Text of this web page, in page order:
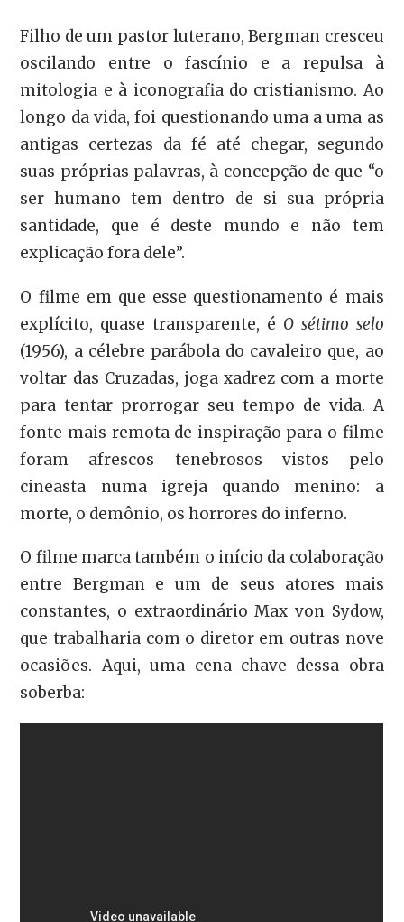
Filho de um pastor luterano, Bergman cresceu
oscilando entre o fascínio e a repulsa à
mitologia e à iconografia do cristianismo. Ao
longo da vida, foi questionando uma a uma as
antigas certezas da fé até chegar, segundo
suas próprias palavras, à concepção de que “o
ser humano tem dentro de si sua própria
santidade, que é deste mundo e não tem
explicação fora dele”.
O filme em que esse questionamento é mais
explícito, quase transparente, é O sétimo selo
(1956), a célebre parábola do cavaleiro que, ao
voltar das Cruzadas, joga xadrez com a morte
para tentar prorrogar seu tempo de vida. A
fonte mais remota de inspiração para o filme
foram afrescos tenebrosos vistos pelo
cineasta numa igreja quando menino: a
morte, o demônio, os horrores do inferno.
O filme marca também o início da colaboração
entre Bergman e um de seus atores mais
constantes, o extraordinário Max von Sydow,
que trabalharia com o diretor em outras nove
ocasiões. Aqui, uma cena chave dessa obra
soberba: